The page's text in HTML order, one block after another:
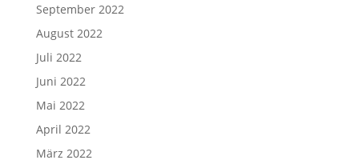
September 2022
August 2022
Juli 2022
Juni 2022
Mai 2022
April 2022
März 2022